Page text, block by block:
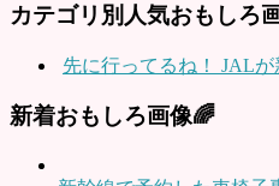
カテゴリ別人気おもしろ
先に行ってるね！ JAL
新着おもしろ画像🌈